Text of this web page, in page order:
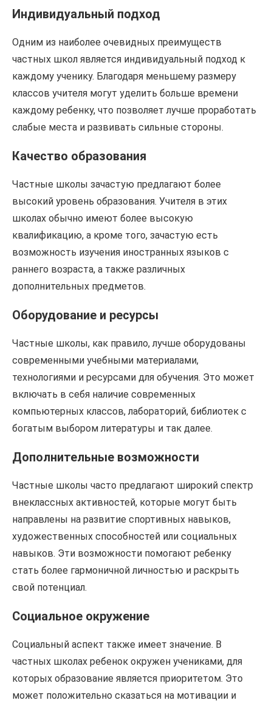
Индивидуальный подход
Одним из наиболее очевидных преимуществ
частных школ является индивидуальный подход к
каждому ученику. Благодаря меньшему размеру
классов учителя могут уделить больше времени
каждому ребенку, что позволяет лучше проработать
слабые места и развивать сильные стороны.
Качество образования
Частные школы зачастую предлагают более
высокий уровень образования. Учителя в этих
школах обычно имеют более высокую
квалификацию, а кроме того, зачастую есть
возможность изучения иностранных языков с
раннего возраста, а также различных
дополнительных предметов.
Оборудование и ресурсы
Частные школы, как правило, лучше оборудованы
современными учебными материалами,
технологиями и ресурсами для обучения. Это может
включать в себя наличие современных
компьютерных классов, лабораторий, библиотек с
богатым выбором литературы и так далее.
Дополнительные возможности
Частные школы часто предлагают широкий спектр
внеклассных активностей, которые могут быть
направлены на развитие спортивных навыков,
художественных способностей или социальных
навыков. Эти возможности помогают ребенку
стать более гармоничной личностью и раскрыть
свой потенциал.
Социальное окружение
Социальный аспект также имеет значение. В
частных школах ребенок окружен учениками, для
которых образование является приоритетом. Это
может положительно сказаться на мотивации и